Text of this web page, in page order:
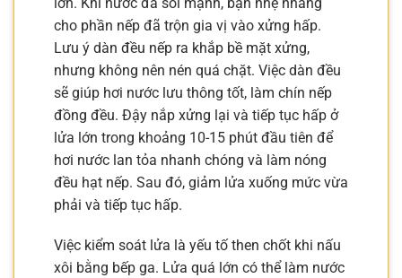
cho phần nếp đã trộn gia vị vào xửng hấp.
Lưu ý dàn đều nếp ra khắp bề mặt xửng,
nhưng không nên nén quá chặt. Việc dàn đều
sẽ giúp hơi nước lưu thông tốt, làm chín nếp
đồng đều. Đậy nắp xửng lại và tiếp tục hấp ở
lửa lớn trong khoảng 10-15 phút đầu tiên để
hơi nước lan tỏa nhanh chóng và làm nóng
đều hạt nếp. Sau đó, giảm lửa xuống mức vừa
phải và tiếp tục hấp.
Việc kiểm soát lửa là yếu tố then chốt khi nấu
xôi bằng bếp ga. Lửa quá lớn có thể làm nước